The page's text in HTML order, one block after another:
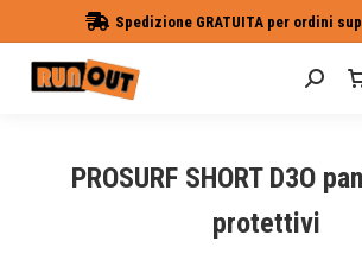
Spedizione GRATUITA per ordini
Cerca:
PROSURF SHORT D3O
protettivi